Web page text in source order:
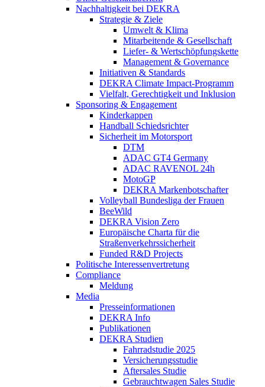
Nachhaltigkeit bei DEKRA
Strategie & Ziele
Umwelt & Klima
Mitarbeitende & Gesellschaft
Liefer- & Wertschöpfungskette
Management & Governance
Initiativen & Standards
DEKRA Climate Impact-Programm
Vielfalt, Gerechtigkeit und Inklusion​
Sponsoring & Engagement
Kinderkappen
Handball Schiedsrichter
Sicherheit im Motorsport
DTM
ADAC GT4 Germany
ADAC RAVENOL 24h
MotoGP
DEKRA Markenbotschafter
Volleyball Bundesliga der Frauen
BeeWild
DEKRA Vision Zero
Europäische Charta für die
Straßenverkehrssicherheit
Funded R&D Projects
Politische Interessenvertretung
Compliance
Meldung
Media
Presseinformationen
DEKRA Info
Publikationen
DEKRA Studien
Fahrradstudie 2025
Versicherungsstudie
Aftersales Studie
Gebrauchtwagen Sales Studie